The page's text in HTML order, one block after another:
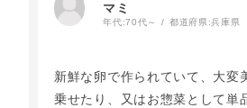
マミ
年代:70代～ 都道府県:兵庫県
新鮮な卵で作られていて、大変
乗せたり、又はお惣菜として単